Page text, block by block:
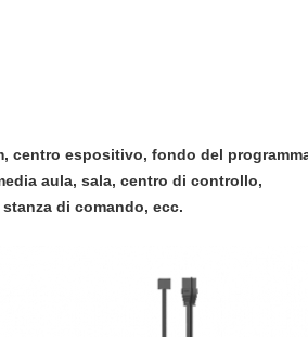
centro espositivo, fondo del
aula, sala, centro di controllo,
di comando, ecc.